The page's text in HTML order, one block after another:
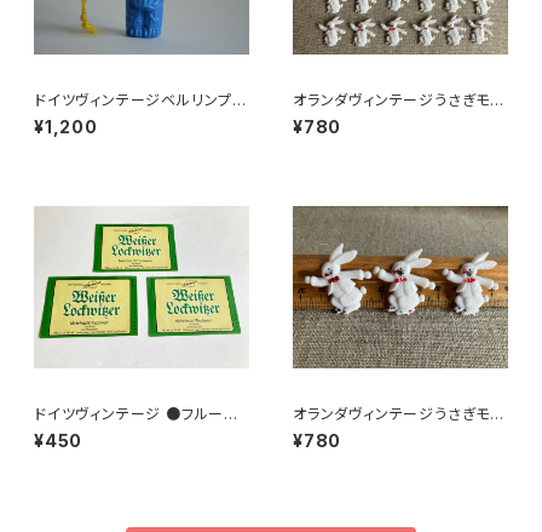
ドイツヴィンテージベルリンプラ
ベア青29
¥1,200
オランダヴィンテージうさぎモチ
ーフプラパーツ30個セットNo16
2
¥780
ドイツヴィンテージ ●フルーツ
ワインラベル3枚組●
¥450
オランダヴィンテージうさぎモチ
ーフプラパーツ30個セットa5
¥780